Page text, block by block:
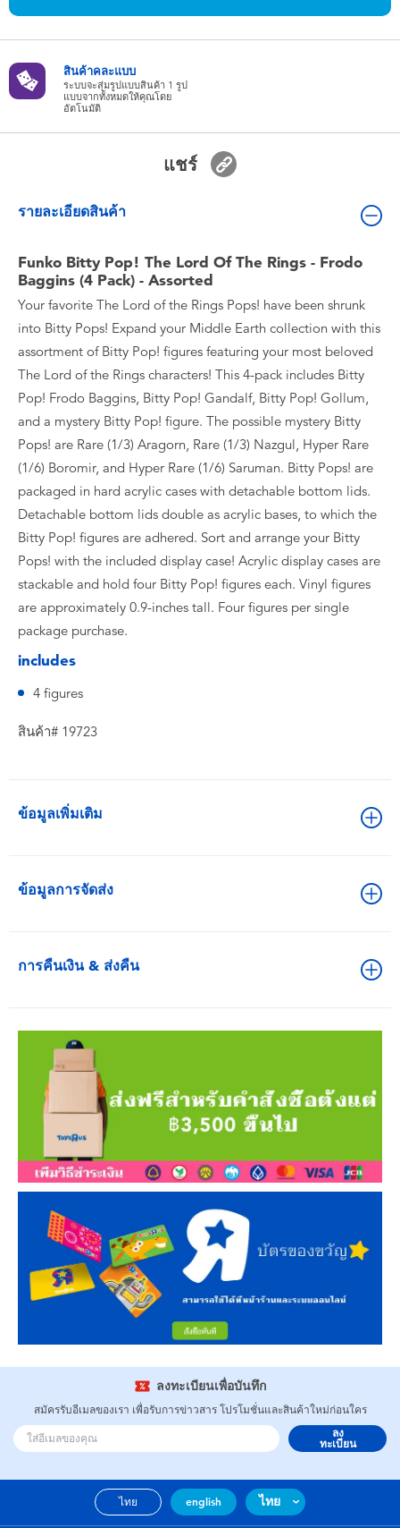
Nintendo Switch
กล่องสุ่ม
สินค้าคละแบบ
ระบบจะสุ่มรูปแบบสินค้า 1 รูป
แบบจากทั้งหมดให้คุณโดย
อัตโนมัติ
แชร์
รายละเอียดสินค้า
Funko Bitty Pop! The Lord Of The Rings - Frodo
Baggins (4 Pack) - Assorted
Your favorite The Lord of the Rings Pops! have been shrunk
into Bitty Pops! Expand your Middle Earth collection with this
assortment of Bitty Pop! figures featuring your most beloved
The Lord of the Rings characters! This 4-pack includes Bitty
Pop! Frodo Baggins, Bitty Pop! Gandalf, Bitty Pop! Gollum,
and a mystery Bitty Pop! figure. The possible mystery Bitty
Pops! are Rare (1/3) Aragorn, Rare (1/3) Nazgul, Hyper Rare
(1/6) Boromir, and Hyper Rare (1/6) Saruman. Bitty Pops! are
packaged in hard acrylic cases with detachable bottom lids.
Detachable bottom lids double as acrylic bases, to which the
Bitty Pop! figures are adhered. Sort and arrange your Bitty
Pops! with the included display case! Acrylic display cases are
stackable and hold four Bitty Pop! figures each. Vinyl figures
are approximately 0.9-inches tall. Four figures per single
package purchase.
includes
4 figures
สินค้า# 19723
ข้อมูลเพิ่มเติม
ข้อมูลการจัดส่ง
การคืนเงิน & ส่งคืน
ลงทะเบียนเพื่อบันทึก
สมัครรับอีเมลของเรา เพื่อรับการข่าวสาร โปรโมชั่นและสินค้าใหม่ก่อนใคร
ลง
ทะเบียน
ไทย english ไทย